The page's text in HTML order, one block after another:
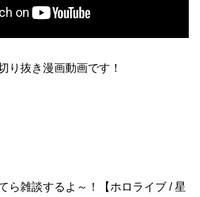
り抜き漫画動画です！
ら雑談するよ～！【ホロライブ / 星